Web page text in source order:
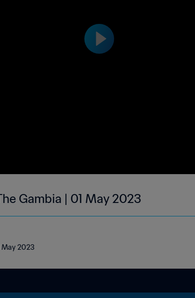
Gambia | 01 May 2023
May 2023